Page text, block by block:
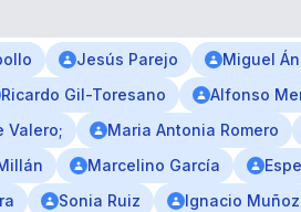
Jesús Parejo Miguel
Ricardo Gil-Toresano Alfonso
Valero; Maria Antonia Romero
Marcelino García
Sonia Ruiz Ignacio Muñoz